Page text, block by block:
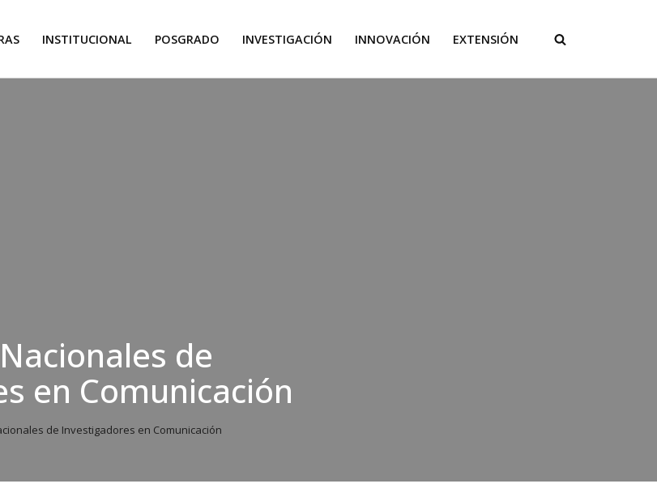
INSTITUCIONAL POSGRADO INVESTIGACIÓN INNOVACIÓN EXTENSIÓN
de
en Comunicación
de Investigadores en Comunicación